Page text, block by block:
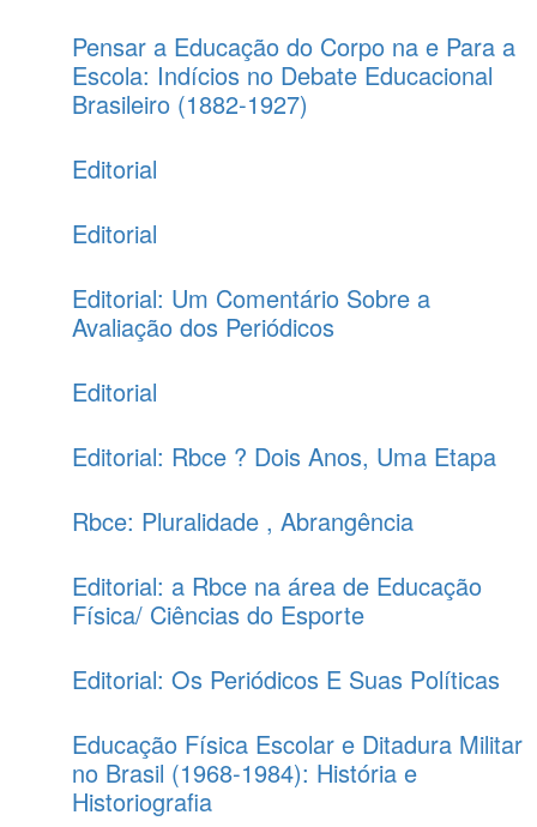
Pensar a Educação do Corpo na e Para a
Escola: Indícios no Debate Educacional
Brasileiro (1882-1927)
Editorial
Editorial
Editorial: Um Comentário Sobre a
Avaliação dos Periódicos
Editorial
Editorial: Rbce ? Dois Anos, Uma Etapa
Rbce: Pluralidade , Abrangência
Editorial: a Rbce na área de Educação
Física/ Ciências do Esporte
Editorial: Os Periódicos E Suas Políticas
Educação Física Escolar e Ditadura Militar
no Brasil (1968-1984): História e
Historiografia